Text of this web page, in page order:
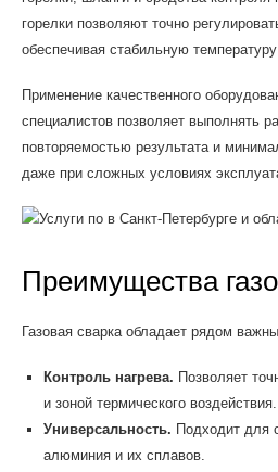
горелки позволяют точно
обеспечивая стабильную
Применение качественного
специалистов позволяет выполнять
повторяемостью результата и
даже при сложных условиях
Преимущества
Газовая сварка обладает рядом
Контроль нагрева. Позволяет
и зоной термического воздействия.
Универсальность. Подходит для
алюминия и их сплавов.